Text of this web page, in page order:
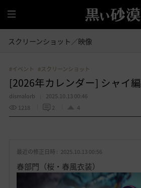
全
体
スクリーンショット／映像
#イベント #スクリーンショット
[2026年カレンダー] シャイ編
dismalorb
2025.10.13 00:46
1218
2 4
最近の修正日時 : 2025.10.13 00:56
春部門（桜・春風衣装）